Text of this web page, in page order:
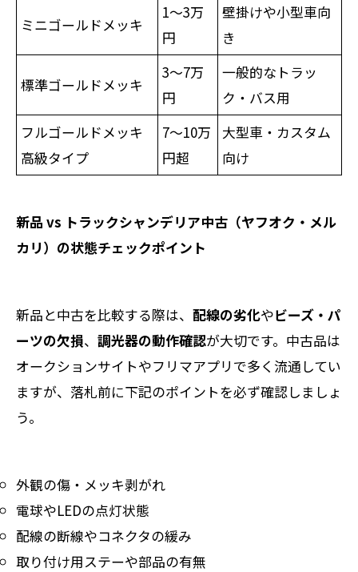
ミニゴールドメッキ
1～3万
円
壁掛けや小型車向
き
標準ゴールドメッキ
3～7万
円
一般的なトラッ
ク・バス用
フルゴールドメッキ
高級タイプ
7～10万
円超
大型車・カスタム
向け
新品 vs トラックシャンデリア中古（ヤフオク・メル
カリ）の状態チェックポイント
新品と中古を比較する際は、 配線の劣化やビーズ・パ
ーツの欠損、 調光器の動作確認が大切です。中古品は
オークションサイトやフリマアプリで多く流通してい
ますが、落札前に下記のポイントを必ず確認しましょ
う。
外観の傷・メッキ剥がれ
電球やLEDの点灯状態
配線の断線やコネクタの緩み
取り付け用ステーや部品の有無